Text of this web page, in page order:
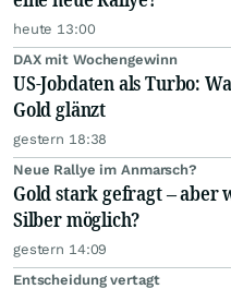
heute 13:00
DAX mit Wochengewinn
US-Jobdaten als Turbo:
Gold glänzt
gestern 18:38
Neue Rallye im Anmarsch?
Gold stark gefragt – aber
Silber möglich?
gestern 14:09
Entscheidung vertagt